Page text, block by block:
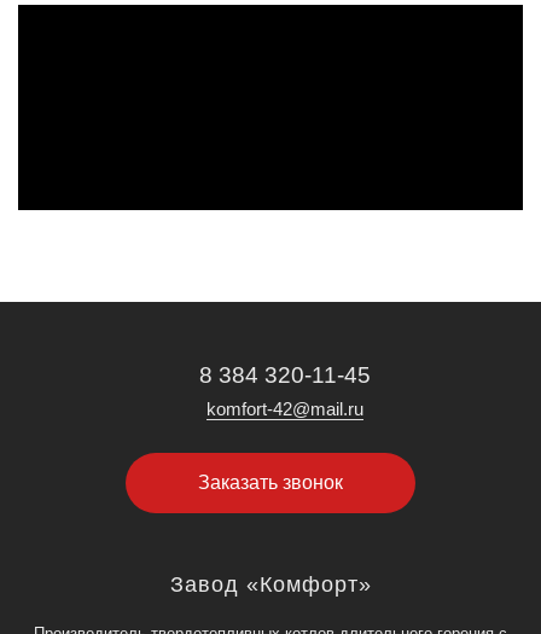
8 384 320-11-45
komfort-42@mail.ru
Заказать звонок
Завод «Комфорт»